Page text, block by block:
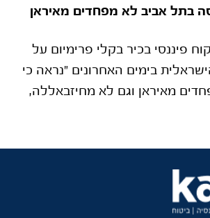
בתל אביב לא מפחדים מאיראן
פיננסי בכיר בקלי פרימיום על
בימים האחרונים "נראה כי
מאיראן וגם לא מחיזבאללה,
של מני�